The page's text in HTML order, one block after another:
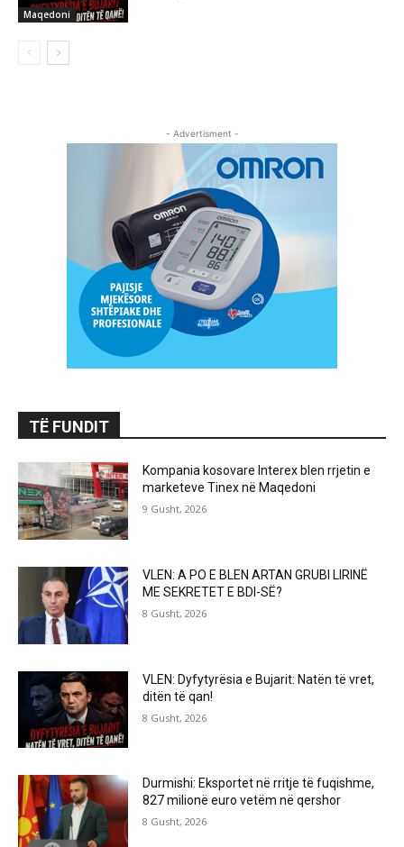
Maqedoni
- Advertisment -
TË FUNDIT
Kompania kosovare Interex blen rrjetin e
marketeve Tinex në Maqedoni
9 Gusht, 2026
VLEN: A PO E BLEN ARTAN GRUBI LIRINË
ME SEKRETET E BDI-SË?
8 Gusht, 2026
VLEN: Dyfytyrësia e Bujarit: Natën të vret,
ditën të qan!
8 Gusht, 2026
Durmishi: Eksportet në rritje të fuqishme,
827 milionë euro vetëm në qershor
8 Gusht, 2026